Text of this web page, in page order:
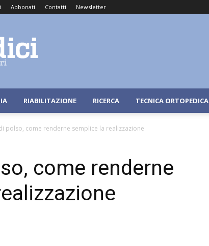
Abbonati Contatti Newsletter
RIABILITAZIONE RICERCA TECNICA ORTOPEDICA
polso, come renderne semplice la realizzazione
come renderne